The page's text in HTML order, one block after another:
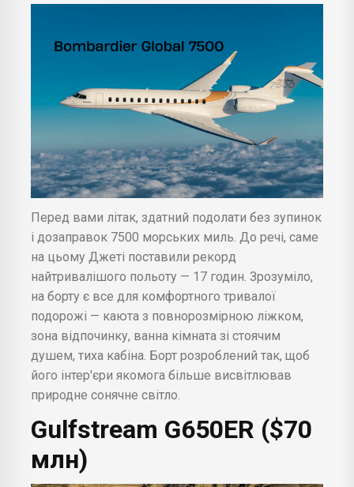
Перед вами літак, здатний подолати без зупинок
і дозаправок 7500 морських миль. До речі, саме
на цьому Джеті поставили рекорд
найтривалішого польоту — 17 годин. Зрозуміло,
на борту є все для комфортного тривалої
подорожі — каюта з повнорозмірною ліжком,
зона відпочинку, ванна кімната зі стоячим
душем, тиха кабіна. Борт розроблений так, щоб
його інтер'єри якомога більше висвітлював
природне сонячне світло.
Gulfstream G650ER ($70
млн)